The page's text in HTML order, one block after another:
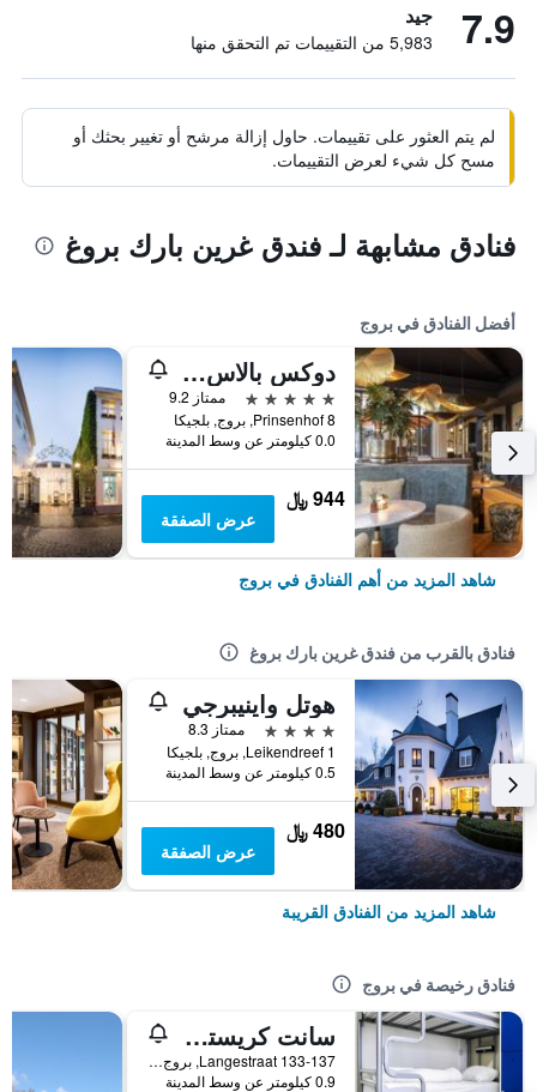
7.9 جيد
5,983 من التقييمات تم التحقق منها
لم يتم العثور على تقييمات. حاول إزالة مرشح أو تغيير بحثك أو
مسح كل شيء لعرض التقييمات.
فنادق مشابهة لـ فندق غرين بارك بروغ
أفضل الفنادق في بروج
دوكس بالاس - باي دوكس هوتل كوليكشن
5 نجوم
ممتاز 9.2
Prinsenhof 8, بروج, بلجيكا
0.0 كيلومتر عن وسط المدينة
944 ﷼
عرض الصفقة
شاهد المزيد من أهم الفنادق في بروج
فنادق بالقرب من فندق غرين بارك بروغ
هوتل واينيبرجي
4 نجوم
ممتاز 8.3
Leikendreef 1, بروج, بلجيكا
0.5 كيلومتر عن وسط المدينة
480 ﷼
عرض الصفقة
شاهد المزيد من الفنادق القريبة
فنادق رخيصة في بروج
سانت كريستوفرز إن باوهاوس بادجيت هوتل - هوستل
133-137 Langestraat, بروج, بلجيكا
0.9 كيلومتر عن وسط المدينة